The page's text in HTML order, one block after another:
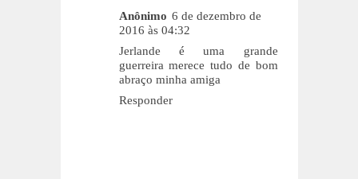
Anônimo 6 de dezembro de
2016 às 04:32
Jerlande é uma grande
guerreira merece tudo de bom
abraço minha amiga
Responder